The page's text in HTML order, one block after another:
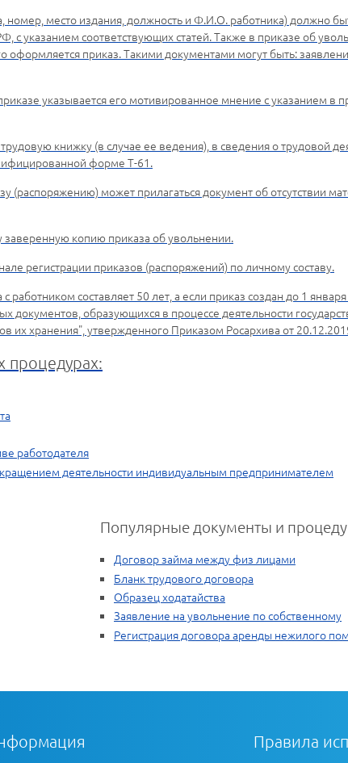
номер, место издания, должность и Ф.И.О. работника) должно
с указанием соответствующих статей. Также в приказе об
оформляется приказ. Такими документами могут быть:
указывается его мотивированное мнение с указанием в
книжку (в случае ее ведения), в сведения о трудовой
форме Т-61.
(распоряжению) может прилагаться документ об отсутствии
копию приказа об увольнении.
регистрации приказов (распоряжений) по личному составу.
составляет 50 лет, а если приказ создан до 1
документов, образующихся в процессе деятельности
их хранения", утвержденного Приказом Росархива от
процедурах:
работодателя
деятельности индивидуальным предпринимателем
Популярные документы и
Договор займа между физ лицами
Бланк трудового договора
Образец ходатайства
Заявление на увольнение по собственному
Регистрация договора аренды нежилого
Правила